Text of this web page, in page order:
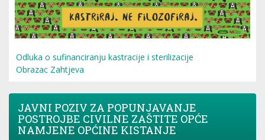
Odluka o sufinanciranju kastracije i sterilizacije
Obrazac Zahtjeva
JAVNI POZIV ZA POPUNJAVANJE
POSTROJBE CIVILNE ZAŠTITE OPĆE
NAMJENE OPĆINE KISTANJE